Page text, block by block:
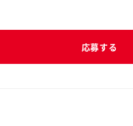
応募する